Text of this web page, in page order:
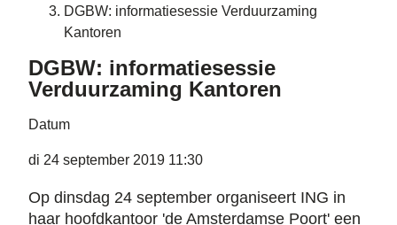
DGBW: informatiesessie Verduurzaming
Kantoren
DGBW: informatiesessie
Verduurzaming Kantoren
Datum
di 24 september 2019 11:30
Op dinsdag 24 september organiseert ING in
haar hoofdkantoor 'de Amsterdamse Poort' een